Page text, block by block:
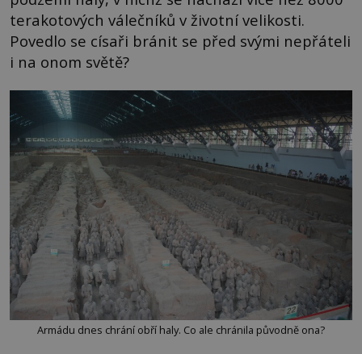
terakotových válečníků v životní velikosti.
Povedlo se císaři bránit se před svými nepřáteli
i na onom světě?
Armádu dnes chrání obří haly. Co ale chránila původně ona?